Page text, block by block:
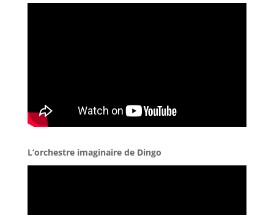
L’orchestre imaginaire de Dingo